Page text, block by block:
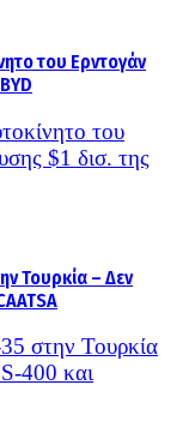
του
$1 δισ. της
35 στην Τουρκία
400 και